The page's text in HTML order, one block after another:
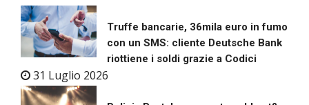
Truffe bancarie, 36mila euro in fumo
con un SMS: cliente Deutsche Bank
riottiene i soldi grazie a Codici
31 Luglio 2026